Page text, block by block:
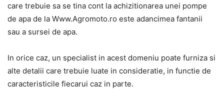
care trebuie sa se tina cont la achizitionarea unei pompe
de apa de la Www.Agromoto.ro este adancimea fantanii
sau a sursei de apa.
In orice caz, un specialist in acest domeniu poate furniza si
alte detalii care trebuie luate in consideratie, in functie de
caracteristicile fiecarui caz in parte.